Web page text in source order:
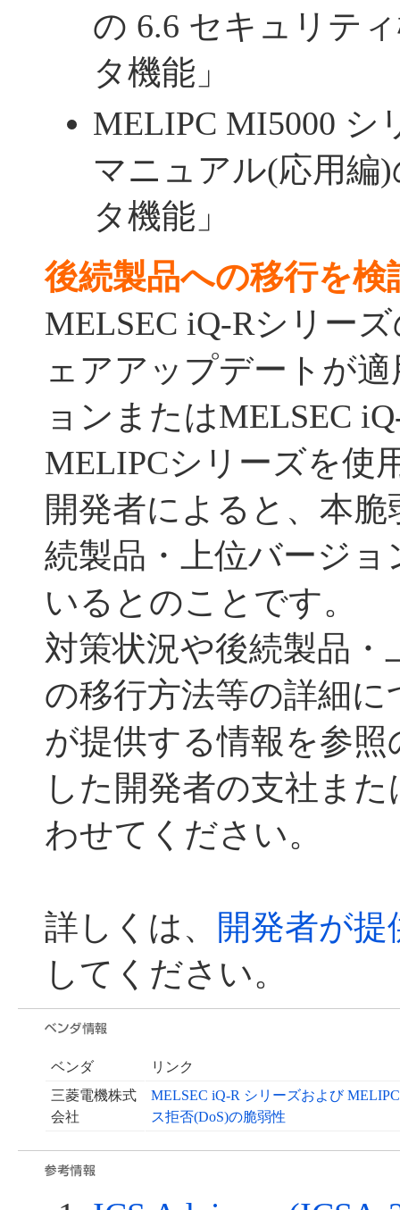
の 6.6 セキュリテ
タ機能」
MELIPC MI5000 シ
マニュアル(応用編
タ機能」
後続製品への移行を検
MELSEC iQ-Rシリー
ェアアップデートが
ョンまたはMELSEC
MELIPCシリーズを使
開発者によると、本
続製品・上位バージ
いるとのことです。
対策状況や後続製品
の移行⽅法等の詳細
が提供する情報を参
した開発者の⽀社ま
わせてください。
詳しくは、
開発者が
してください。
ベンダ
リンク
三菱電機株式
会社
MELSEC iQ-R シリーズおよび
ス拒否(DoS)の脆弱性